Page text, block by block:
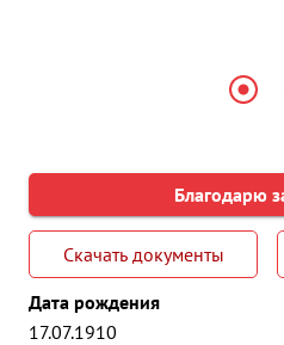
Благодарю
Скачать документы
Дата рождения
17.07.1910